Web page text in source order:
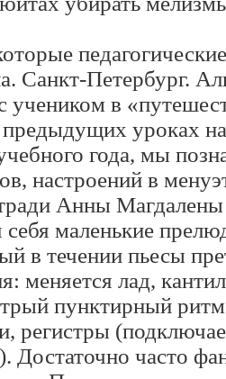
Санкт-Петербург.
учеником в
предыдущих уроках
года, мы
настроений в
Анны
себя маленькие
в течении пьесы
меняется лад,
пунктирный
регистры
Достаточно часто